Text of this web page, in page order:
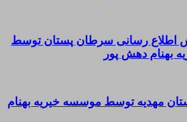
اطلاع رسانی سرطان پستان توسط
بهنام دهش پور
مهدیه توسط موسسه خیریه بهنام